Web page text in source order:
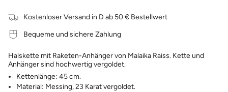
Kostenloser Versand in D ab 50 € Bestellwert
Bequeme und sichere Zahlung
Halskette mit Raketen-Anhänger von Malaika Raiss. Kette und
Anhänger sind hochwertig vergoldet.
Kettenlänge: 45 cm.
Material: Messing, 23 Karat vergoldet.